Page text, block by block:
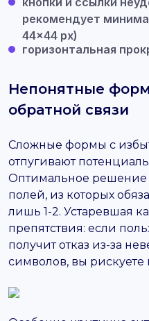
рекомендует
44×44 px)
горизонтальная
Непонятные
обратной связи
Сложные формы с
отпугивают
Оптимальное решение
полей, из которых
лишь 1-2. Устаревшая
препятствия: если
получит отказ из-за
символов, вы рискуете